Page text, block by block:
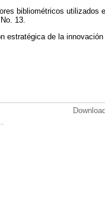
bibliométricos
13.
estratégica de la